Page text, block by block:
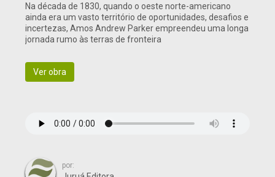
Na década de 1830, quando o oeste norte-americano
ainda era um vasto território de oportunidades, desafios e
incertezas, Amos Andrew Parker empreendeu uma longa
jornada rumo às terras de fronteira
Ver obra
por: